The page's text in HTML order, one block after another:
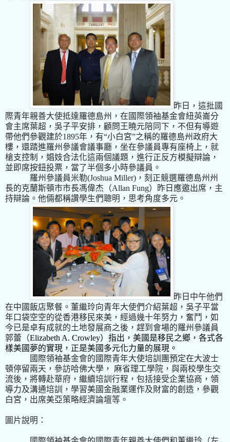
昨日，這批國
際青年親善大使抵達羅德島州，在國際領袖基金會紐英崙分
會主席葉超，吳子平安排，顧問王曉元陪同下，不但有導遊
帶他們參觀建於1895年，有“小白宮”之稱的羅德島州政府大
樓，還踏進羅州參議會議事廳，坐在參議員專有座椅上，就
槍支控制，娼妓合法化這兩個議題，進行正反方模擬辯論，
並即席按鈕投票，當了半個多小時參議員。
羅州參議員米勒(Joshua Miller) ，刻正競選羅德島州州
長的克蘭斯頓市市長馮偉杰（Allan Fung）昨日應邀出席，主
持辯論。他倆都稱讚學生們聰明，思考角度多元。
昨日中午他們
在中國飯店聚餐。董繼玲向青年大使們介紹葉超，吳子平當
年口袋空空的從香港移民來美，經過幾十年努力，奮鬥，如
今已是卓有成就的土地發展商之後，趕到會場的羅州參議員
郭蕾（Elizabeth A. Crowley）指出，美國是移民之鄉，各式各
樣美國夢的實現，正是美國多元化力量的展現。
國際領袖基金會的國際青年大使培訓團預定在大波士
頓停留兩天，參訪哈佛大學， 麻省理工學院，與兩校學生交
流後，將轉赴華府，繼續培訓行程，包括接受企業協商，領
導力及溝通培訓，學習美國金融業運作及財富的創造，參觀
白宮，出席美亞策略經濟論壇等。
圖片說明：